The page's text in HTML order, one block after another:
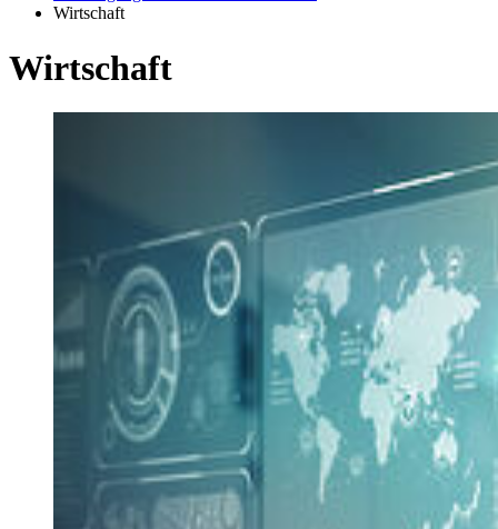
Wirtschaft
Wirt­schaft